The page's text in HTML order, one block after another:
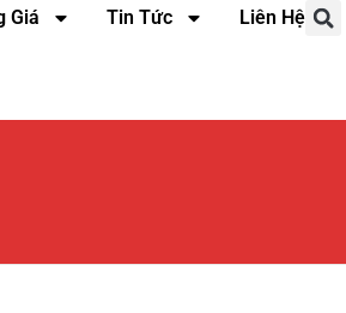
Giá Tin Tức Liên Hệ